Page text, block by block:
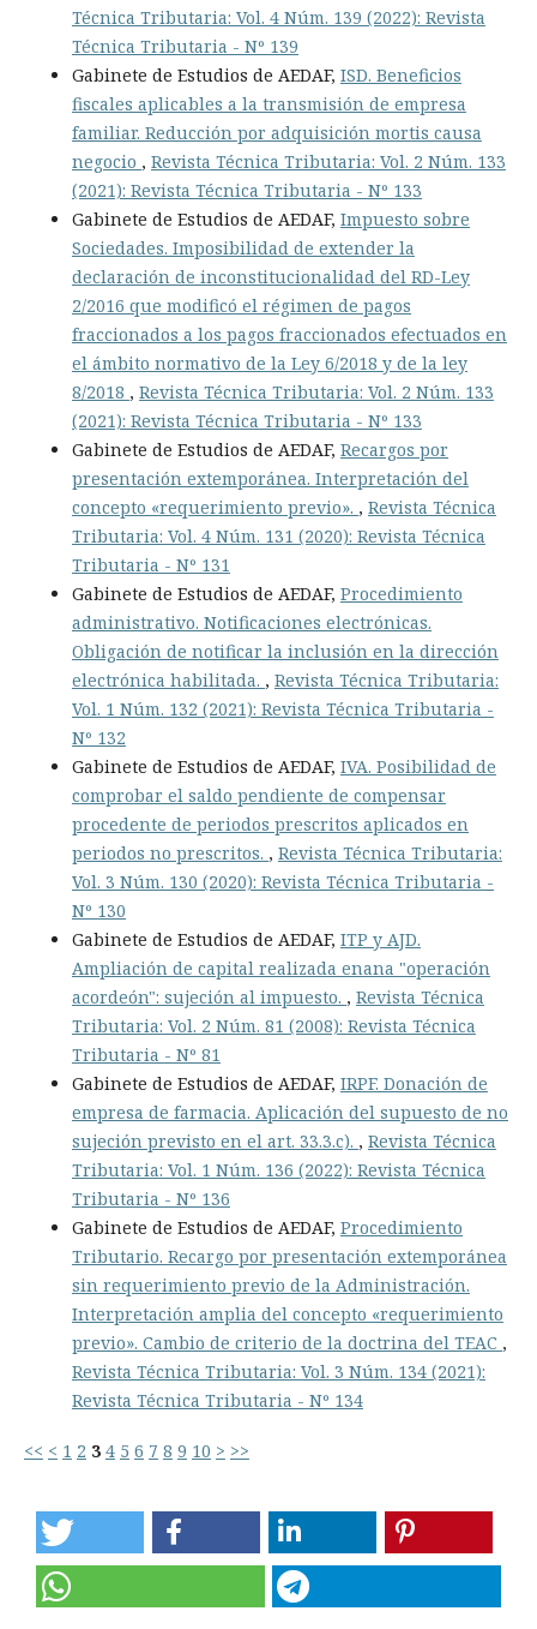
Técnica Tributaria: Vol. 4 Núm. 139 (2022): Revista
Técnica Tributaria - Nº 139
Gabinete de Estudios de AEDAF, ISD. Beneficios
fiscales aplicables a la transmisión de empresa
familiar. Reducción por adquisición mortis causa
negocio , Revista Técnica Tributaria: Vol. 2 Núm. 133
(2021): Revista Técnica Tributaria - Nº 133
Gabinete de Estudios de AEDAF, Impuesto sobre
Sociedades. Imposibilidad de extender la
declaración de inconstitucionalidad del RD-Ley
2/2016 que modificó el régimen de pagos
fraccionados a los pagos fraccionados efectuados en
el ámbito normativo de la Ley 6/2018 y de la ley
8/2018 , Revista Técnica Tributaria: Vol. 2 Núm. 133
(2021): Revista Técnica Tributaria - Nº 133
Gabinete de Estudios de AEDAF, Recargos por
presentación extemporánea. Interpretación del
concepto «requerimiento previo». , Revista Técnica
Tributaria: Vol. 4 Núm. 131 (2020): Revista Técnica
Tributaria - Nº 131
Gabinete de Estudios de AEDAF, Procedimiento
administrativo. Notificaciones electrónicas.
Obligación de notificar la inclusión en la dirección
electrónica habilitada. , Revista Técnica Tributaria:
Vol. 1 Núm. 132 (2021): Revista Técnica Tributaria -
Nº 132
Gabinete de Estudios de AEDAF, IVA. Posibilidad de
comprobar el saldo pendiente de compensar
procedente de periodos prescritos aplicados en
periodos no prescritos. , Revista Técnica Tributaria:
Vol. 3 Núm. 130 (2020): Revista Técnica Tributaria -
Nº 130
Gabinete de Estudios de AEDAF, ITP y AJD.
Ampliación de capital realizada enana "operación
acordeón": sujeción al impuesto. , Revista Técnica
Tributaria: Vol. 2 Núm. 81 (2008): Revista Técnica
Tributaria - Nº 81
Gabinete de Estudios de AEDAF, IRPF. Donación de
empresa de farmacia. Aplicación del supuesto de no
sujeción previsto en el art. 33.3.c). , Revista Técnica
Tributaria: Vol. 1 Núm. 136 (2022): Revista Técnica
Tributaria - Nº 136
Gabinete de Estudios de AEDAF, Procedimiento
Tributario. Recargo por presentación extemporánea
sin requerimiento previo de la Administración.
Interpretación amplia del concepto «requerimiento
previo». Cambio de criterio de la doctrina del TEAC ,
Revista Técnica Tributaria: Vol. 3 Núm. 134 (2021):
Revista Técnica Tributaria - Nº 134
<< < 1 2 3 4 5 6 7 8 9 10 > >>